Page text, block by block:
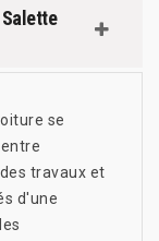
se
travaux et
d'une